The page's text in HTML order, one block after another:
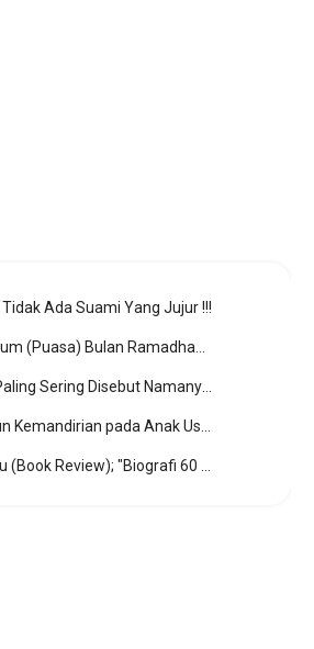
Ada Suami Yang Jujur !!!